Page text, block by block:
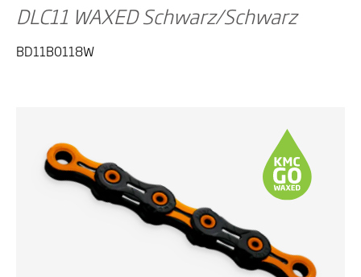
DLC11 WAXED Schwarz/Schwarz
BD11B0118W